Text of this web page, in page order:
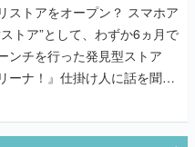
アをオープン？ スマホア
トア”として、わずか6ヵ月で
ンチを行った発見型ストア
ーナ！』仕掛け人に話を聞い